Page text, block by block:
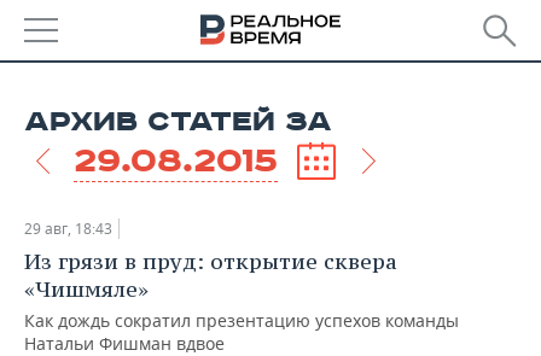
УДМУРТИЯ
НОВОСТИ
НОВОСТИ АНАЛИТИКИ
ЭКОНОМИКА
ПРОМЫШЛЕННОСТЬ
АРХИВ СТАТЕЙ ЗА
29.08.2015
29 авг, 18:43
Из грязи в пруд: открытие сквера
«Чишмяле»
Как дождь сократил презентацию успехов команды
Натальи Фишман вдвое